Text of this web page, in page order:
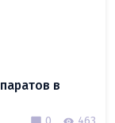
в